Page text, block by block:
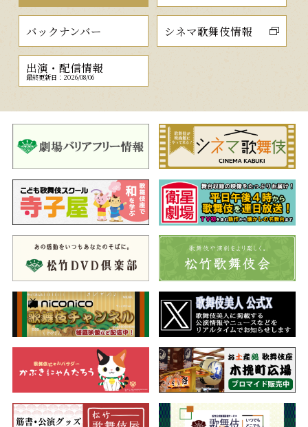
バックナンバー シネマ歌舞伎情報
出演・配信情報
最終更新日：2026/08/06